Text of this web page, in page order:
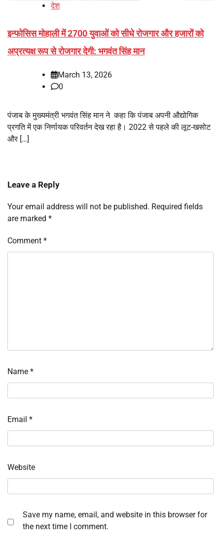
देश
इन्फोसिस मोहाली में 2700 युवाओं को सीधे रोजगार और हजारों को
अप्रत्यक्ष रूप से रोजगार देगी: भगवंत सिंह मान
March 13, 2026
0
पंजाब के मुख्यमंत्री भगवंत सिंह मान ने कहा कि पंजाब अपनी औद्योगिक
प्रगति में एक निर्णायक परिवर्तन देख रहा है। 2022 से पहले की लूट-खसोट
और […]
Leave a Reply
Your email address will not be published. Required fields
are marked *
Comment *
Name *
Email *
Website
Save my name, email, and website in this browser for
the next time I comment.